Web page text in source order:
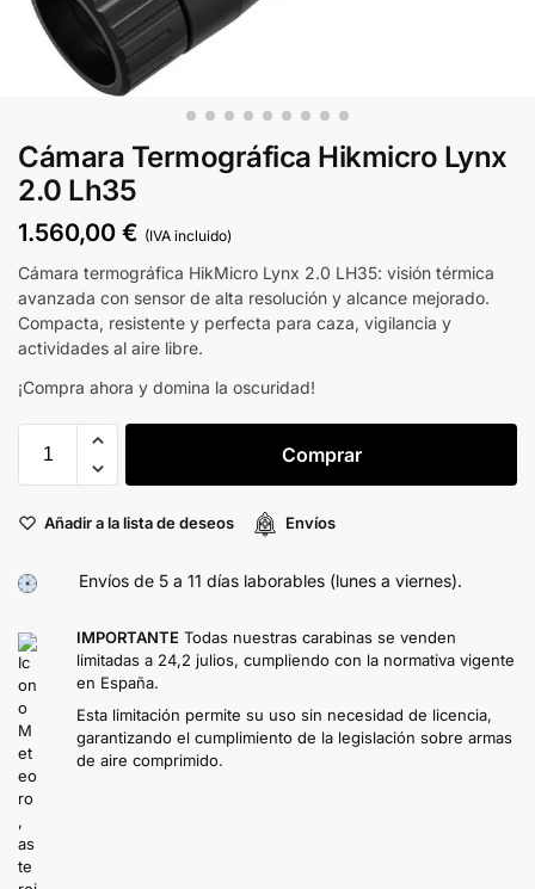
Cámara Termográfica Hikmicro Lynx
2.0 Lh35
1.560,00 € (IVA incluido)
Cámara termográfica HikMicro Lynx 2.0 LH35: visión térmica
avanzada con sensor de alta resolución y alcance mejorado.
Compacta, resistente y perfecta para caza, vigilancia y
actividades al aire libre.
¡Compra ahora y domina la oscuridad!
Comprar
Añadir a la lista de deseos Envíos
Envíos de 5 a 11 días laborables (lunes a viernes).
IMPORTANTE Todas nuestras carabinas se venden
limitadas a 24,2 julios, cumpliendo con la normativa vigente
en España.
Esta limitación permite su uso sin necesidad de licencia,
garantizando el cumplimiento de la legislación sobre armas
de aire comprimido.